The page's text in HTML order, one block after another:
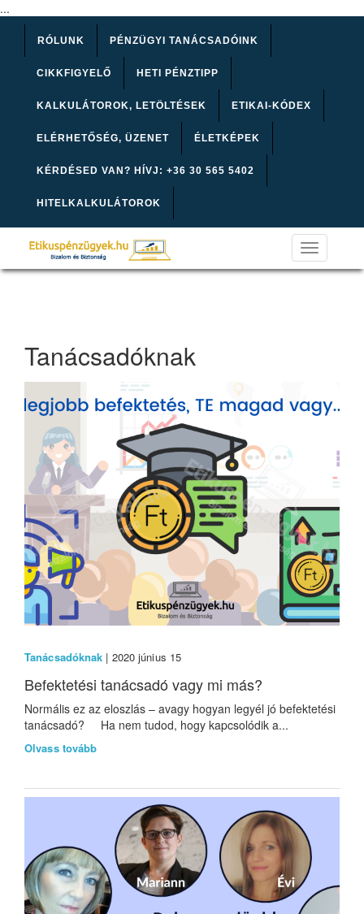
...
RÓLUNK PÉNZÜGYI TANÁCSADÓINK
CIKKFIGYELŐ HETI PÉNZTIPP
KALKULÁTOROK, LETÖLTÉSEK ETIKAI-KÓDEX
ELÉRHETŐSÉG, ÜZENET ÉLETKÉPEK
KÉRDÉSED VAN? HÍVJ: +36 30 565 5402
HITELKALKULÁTOROK
Toggle
navigation
Tanácsadóknak
Tanácsadóknak | 2020 június 15
Befektetési tanácsadó vagy mi más?
Normális ez az eloszlás – avagy hogyan legyél jó befektetési
tanácsadó? Ha nem tudod, hogy kapcsolódik a...
Olvass tovább